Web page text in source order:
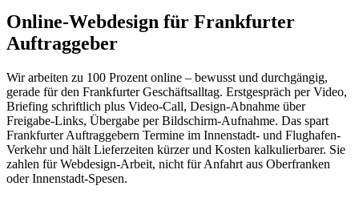
Online-Webdesign für Frankfurter
Auftraggeber
Wir arbeiten zu 100 Prozent online – bewusst und durchgängig,
gerade für den Frankfurter Geschäftsalltag. Erstgespräch per Video,
Briefing schriftlich plus Video-Call, Design-Abnahme über
Freigabe-Links, Übergabe per Bildschirm-Aufnahme. Das spart
Frankfurter Auftraggebern Termine im Innenstadt- und Flughafen-
Verkehr und hält Lieferzeiten kürzer und Kosten kalkulierbarer. Sie
zahlen für Webdesign-Arbeit, nicht für Anfahrt aus Oberfranken
oder Innenstadt-Spesen.